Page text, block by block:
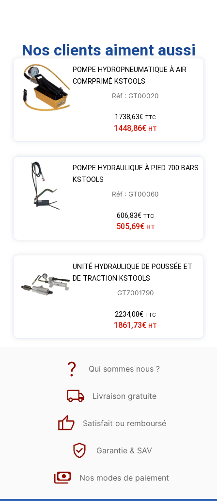
Nos clients aiment aussi
POMPE HYDROPNEUMATIQUE À AIR
COMRPRIMÉ KSTOOLS
Réf : GT00020
1738,63€ TTC
1448,86€ HT
POMPE HYDRAULIQUE À PIED 700 BARS
KSTOOLS
Réf : GT00060
606,83€ TTC
505,69€ HT
UNITÉ HYDRAULIQUE DE POUSSÉE ET
DE TRACTION KSTOOLS
GT7001790
2234,08€ TTC
1861,73€ HT
Qui sommes nous ?
Livraison gratuite
Satisfait ou remboursé
Garantie & SAV
Nos modes de paiement